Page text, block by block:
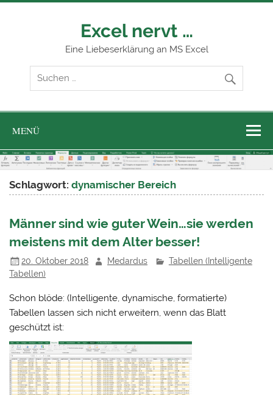
Zum
Excel nervt …
Eine Liebeserklärung an MS Excel
MENÜ
Schlagwort:dynamischer Bereich
Männer sind wie guter Wein…sie werden
meistens mit dem Alter besser!
20. Oktober 2018 Medardus
Tabellen (Intelligente
Tabellen)
Schon blöde: (Intelligente, dynamische, formatierte)
Tabellen lassen sich nicht erweitern, wenn das Blatt
geschützt ist: